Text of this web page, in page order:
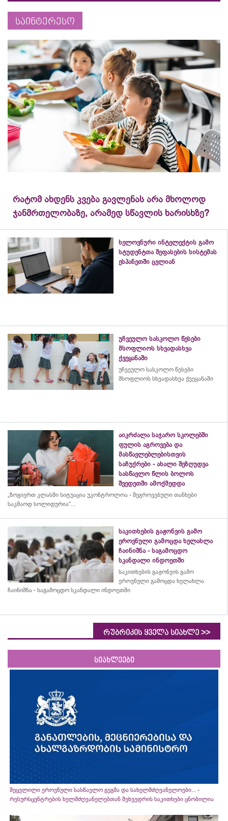
საინტერესო
რატომ ახდენს კვება გავლენას არა მხოლოდ
ჯანმრთელობაზე, არამედ სწავლის ხარისხზე?
ხელოვნური ინტელექტის გამო
სტუდენტთა შეფასების სისტემას
ესპანეთში ცვლიან
უჩვეულო სასკოლო წესები
მსოფლიოს სხვადასხვა
ქვეყანაში
უჩვეულო სასკოლო წესები
მსოფლიოს სხვადასხვა ქვეყანაში
აიკრძალა საჯარო სკოლებში
ფულის აგროვება და
მასწავლებლებისთვის
საჩუქრები - ახალი შეზღუდვა
სასწავლო წლის ბოლოს
შვედეთში ამოქმედდა
„ზოგიერთ კლასში სიტუაცია უკონტროლოა - შეგროვებული თანხები
საკმაოდ სოლიდურია“...
საკითხების გაჟონვის გამო
ეროვნული გამოცდა ხელახლა
ჩაინიშნა - საგამოცდო
სკანდალი ინდოეთში
საკითხების გაჟონვის გამო
ეროვნული გამოცდა ხელახლა
ჩაინიშნა - საგამოცდო სკანდალი ინდოეთში
რუბრიკის ყველა სიახლე >>
სიახლეები
შეცვლილი ეროვნული სასწავლო გეგმა და სახელმძღვანელოები... -
რესურსცენტრების ხელმძღვანელებთან შეხვედრის საკითხები ცნობილია